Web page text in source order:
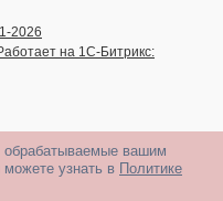
2026
на 1С-Битрикс:
вашим
узнать в Политике